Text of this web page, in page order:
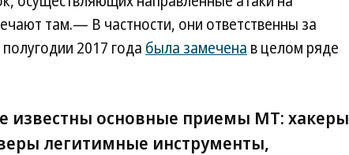
там.— В частности, они ответственны за
2017 года была замечена в целом ряде
известны основные приемы МТ: хакеры
легитимные инструменты,